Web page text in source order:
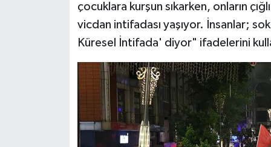
çocuklara kurşun sıkarken, onların
vicdan intifadası yaşıyor. İnsanlar;
Küresel İntifada' diyor" ifadelerini